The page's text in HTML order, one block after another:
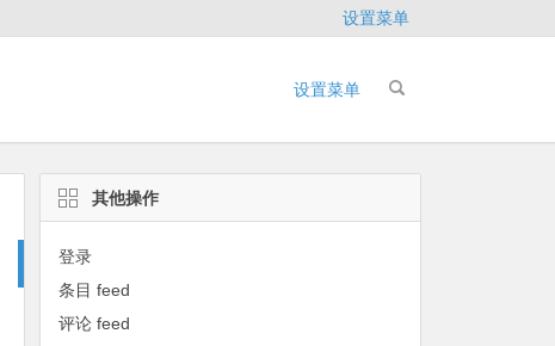
设置菜单
设置菜单
其他操作
登录
条目 feed
评论 feed